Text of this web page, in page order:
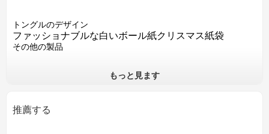
トングルのデザイン
ファッショナブルな白いボール紙クリスマス紙袋
その他の製品
もっと見ます
推薦する